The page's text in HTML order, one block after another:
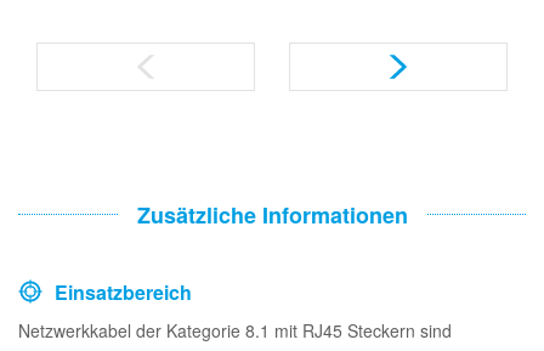
Zusätzliche Informationen
Einsatzbereich
Netzwerkkabel der Kategorie 8.1 mit RJ45 Steckern sind